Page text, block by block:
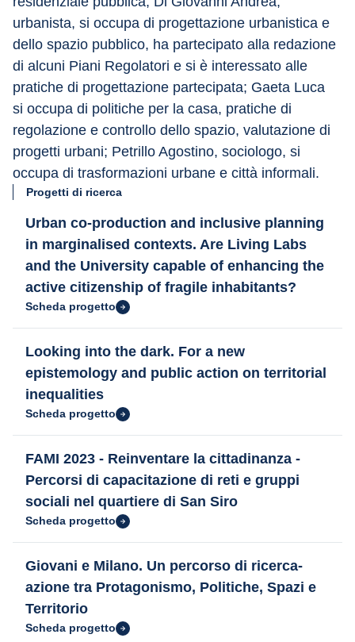
urbanista, si occupa di progettazione urbanistica e
dello spazio pubblico, ha partecipato alla redazione
di alcuni Piani Regolatori e si è interessato alle
pratiche di progettazione partecipata; Gaeta Luca
si occupa di politiche per la casa, pratiche di
regolazione e controllo dello spazio, valutazione di
progetti urbani; Petrillo Agostino, sociologo, si
occupa di trasformazioni urbane e città informali.
Progetti di ricerca
Urban co-production and inclusive planning
in marginalised contexts. Are Living Labs
and the University capable of enhancing the
active citizenship of fragile inhabitants?
Scheda progetto
Looking into the dark. For a new
epistemology and public action on territorial
inequalities
Scheda progetto
FAMI 2023 - Reinventare la cittadinanza -
Percorsi di capacitazione di reti e gruppi
sociali nel quartiere di San Siro
Scheda progetto
Giovani e Milano. Un percorso di ricerca-
azione tra Protagonismo, Politiche, Spazi e
Territorio
Scheda progetto